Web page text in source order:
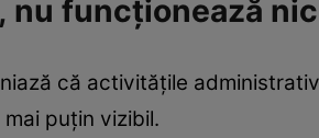
nu funcționează
că activitățile
puțin vizibil.